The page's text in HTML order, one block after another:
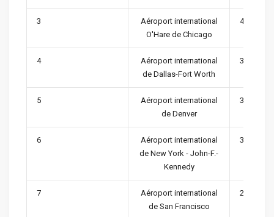
3
Aéroport international
O'Hare de Chicago
4
Aéroport international
de Dallas-Fort Worth
5
Aéroport international
de Denver
6
Aéroport international
de New York - John-F.-
Kennedy
7
Aéroport international
de San Francisco